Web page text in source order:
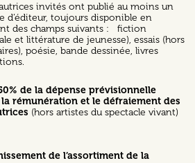
invités ont publié au moins un
d’éditeur, toujours disponible en
des champs suivants : fiction
et littérature de jeunesse), essais (hors
poésie, bande dessinée, livres
de la dépense prévisionnelle
rémunération et le défraiement des
(hors artistes du spectacle vivant)
de l’assortiment de la